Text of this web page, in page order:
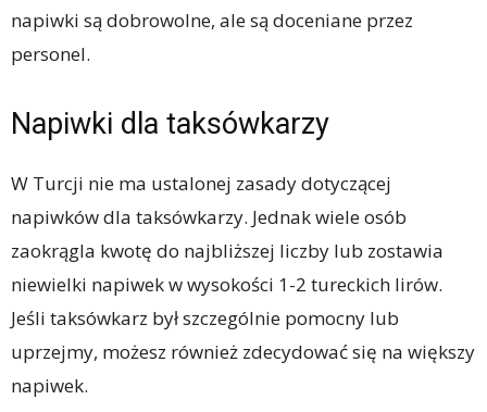
napiwki są dobrowolne, ale są doceniane przez
personel.
Napiwki dla taksówkarzy
W Turcji nie ma ustalonej zasady dotyczącej
napiwków dla taksówkarzy. Jednak wiele osób
zaokrągla kwotę do najbliższej liczby lub zostawia
niewielki napiwek w wysokości 1-2 tureckich lirów.
Jeśli taksówkarz był szczególnie pomocny lub
uprzejmy, możesz również zdecydować się na większy
napiwek.